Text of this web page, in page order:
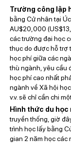
Trường công lập
bằng Cử nhân tại
AU$20,000
các trường đại học
thục do được hỗ trợ
học phí giữa các
thù ngành, yêu cầu
học phí cao nhất
ngành về Xã hội
v.v. sẽ chỉ cần chi
Hình thức du học
truyền thống, giờ
trình học lấy bằng
gian 2 năm học các